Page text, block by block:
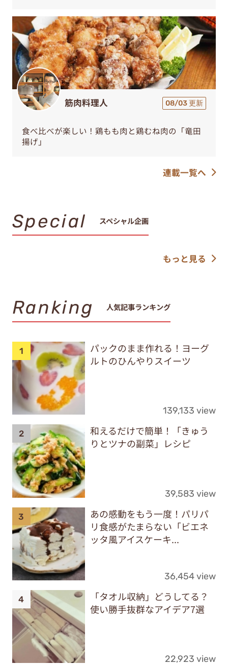
筋肉料理人 08/03 更新
食べ比べが楽しい！鶏もも肉と鶏むね肉の「竜田
揚げ」
連載一覧へ
Special スペシャル企画
もっと見る
Ranking 人気記事ランキング
パックのまま作れる！ヨーグ
ルトのひんやりスイーツ
139,133 view
和えるだけで簡単！「きゅう
りとツナの副菜」レシピ
39,583 view
あの感動をもう一度！パリパ
リ食感がたまらない「ビエネ
ッタ風アイスケーキ...
36,454 view
「タオル収納」どうしてる？
使い勝手抜群なアイデア7選
22,923 view